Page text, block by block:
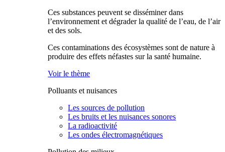
Ces substances peuvent se disséminer dans
l’environnement et dégrader la qualité de l’eau, de l’air
et des sols.
Ces contaminations des écosystèmes sont de nature à
produire des effets néfastes sur la santé humaine.
Voir le thème
Polluants et nuisances
Les sources de pollution
Les bruits et les nuisances sonores
La radioactivité
Les ondes électromagnétiques